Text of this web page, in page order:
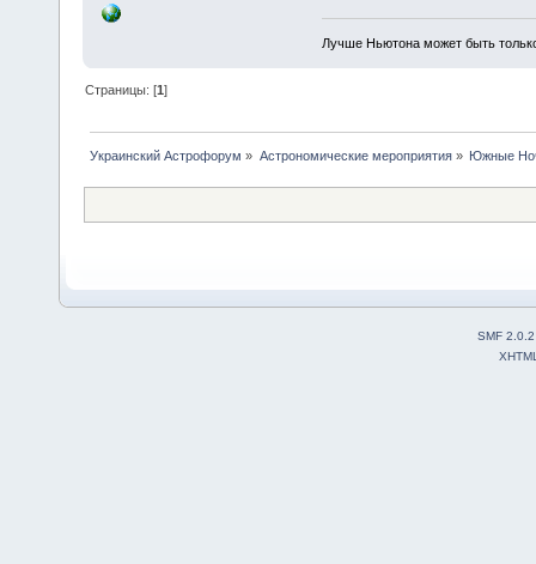
Лучше Ньютона может быть
Страницы: [1]
Украинский Астрофорум » Астрономические мероприятия» Южные
SMF 2.0.2